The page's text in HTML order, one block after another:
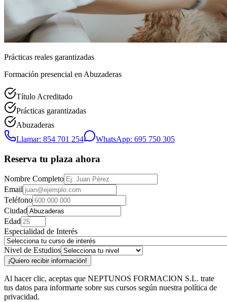
Prácticas reales garantizadas
Formación presencial en Abuzaderas
Título Acreditado
Prácticas garantizadas
Abuzaderas
Llamar: 854 701 254
WhatsApp: 695 750 305
Reserva tu plaza ahora
Nombre Completo
Email
Teléfono
Ciudad
Edad
Especialidad de Interés
Nivel de Estudios
¡Quiero recibir información!
Al hacer clic, aceptas que NEPTUNOS FORMACION S.L. trate
tus datos para informarte sobre sus cursos según nuestra política de
privacidad.